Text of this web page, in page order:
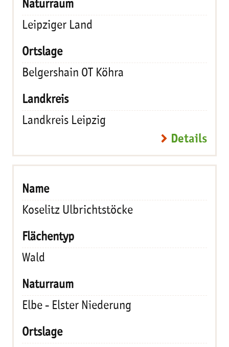
Leipziger Land
Belgershain OT Köhra
Landkreis Leipzig
Details
Koselitz Ulbrichtstöcke
Wald
Elbe - Elster Niederung